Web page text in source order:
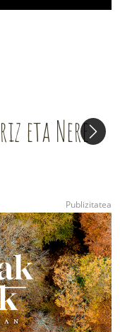
eta Nere